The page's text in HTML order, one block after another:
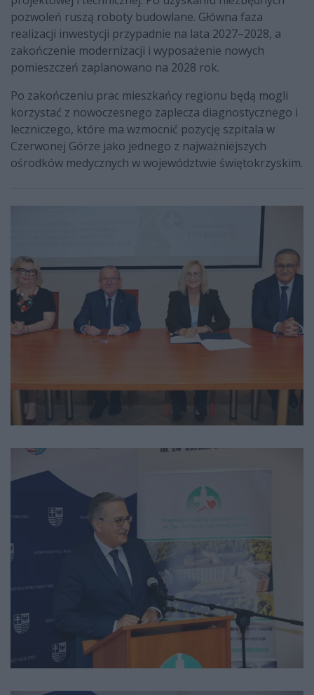
pozwoleń ruszą roboty budowlane. Główna faza
realizacji inwestycji przypadnie na lata 2027–2028, a
zakończenie modernizacji i wyposażenie nowych
pomieszczeń zaplanowano na 2028 rok.
Po zakończeniu prac mieszkańcy regionu będą mogli
korzystać z nowoczesnego zaplecza diagnostycznego i
leczniczego, które ma wzmocnić pozycję szpitala w
Czerwonej Górze jako jednego z najważniejszych
ośrodków medycznych w województwie świętokrzyskim.